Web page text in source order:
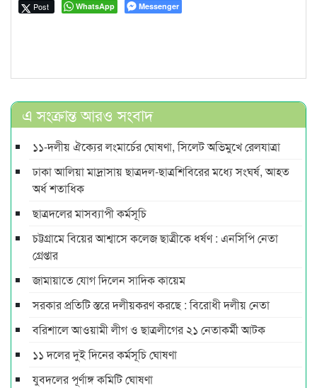
Post WhatsApp Messenger
এ সংক্রান্ত আরও সংবাদ
১১-দলীয় ঐক্যের লংমার্চের ঘোষণা, সিলেট অভিমুখে রেলযাত্রা
ঢাকা আলিয়া মাদ্রাসায় ছাত্রদল-ছাত্রশিবিরের মধ্যে সংঘর্ষ, আহত
অর্ধ শতাধিক
ছাত্রদলের মাসব্যাপী কর্মসূচি
চট্টগ্রামে বিয়ের আশ্বাসে কলেজ ছাত্রীকে ধর্ষণ : এনসিপি নেতা
গ্রেপ্তার
জামায়াতে যোগ দিলেন সাদিক কায়েম
সরকার প্রতিটি স্তরে দলীয়করণ করছে : বিরোধী দলীয় নেতা
বরিশালে আওয়ামী লীগ ও ছাত্রলীগের ২১ নেতাকর্মী আটক
১১ দলের দুই দিনের কর্মসূচি ঘোষণা
যুবদলের পূর্ণাঙ্গ কমিটি ঘোষণা